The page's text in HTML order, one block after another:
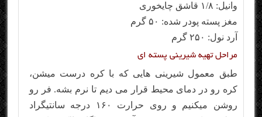
وانیل: ۱/۸ قاشق چایخوری
مغز پسته پودر شده: ۵۰ گرم
آرد نول: ۲۵۰ گرم
مراحل تهیه شیرینی پسته ای
طبق معمول شیرینی هایی که با کره درست میشن،
کره رو در دمای محیط قرار می دیم تا نرم بشه. فر رو
روشن میکنیم و روی حرارت ۱۶۰ درجه سانتیگراد